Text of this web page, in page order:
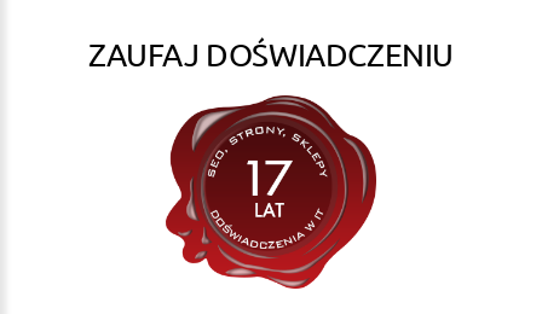
ZAUFAJ DOŚWIADCZENIU